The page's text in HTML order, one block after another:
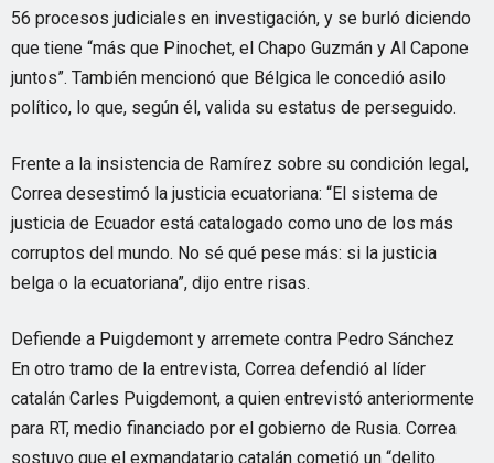
56 procesos judiciales en investigación, y se burló diciendo
que tiene “más que Pinochet, el Chapo Guzmán y Al Capone
juntos”. También mencionó que Bélgica le concedió asilo
político, lo que, según él, valida su estatus de perseguido.
Frente a la insistencia de Ramírez sobre su condición legal,
Correa desestimó la justicia ecuatoriana: “El sistema de
justicia de Ecuador está catalogado como uno de los más
corruptos del mundo. No sé qué pese más: si la justicia
belga o la ecuatoriana”, dijo entre risas.
Defiende a Puigdemont y arremete contra Pedro Sánchez
En otro tramo de la entrevista, Correa defendió al líder
catalán Carles Puigdemont, a quien entrevistó anteriormente
para RT, medio financiado por el gobierno de Rusia. Correa
sostuvo que el exmandatario catalán cometió un “delito